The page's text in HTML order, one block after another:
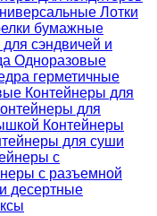
Лотки
бумажные
для сэндвичей и
Одноразовые
герметичные
Контейнеры для
для
Контейнеры
для суши
с
с разъемной
десертные